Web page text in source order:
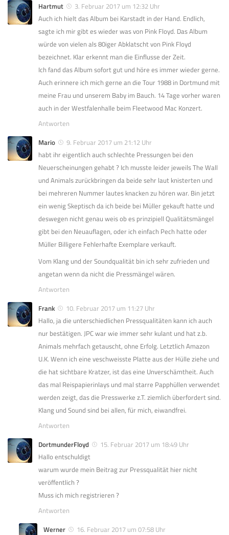
Hartmut
3. Februar 2017 um 12:32 Uhr
Auch ich hielt das Album bei Karstadt in der Hand. Endlich,
sagte ich mir gibt es wieder was von Pink Floyd. Das Album
würde von vielen als 80iger Abklatscht von Pink Floyd
bezeichnet. Klar erkennt man die Einflusse der Zeit.
Ich fand das Album sofort gut und höre es immer wieder gerne.
Auch erinnere ich mich gerne an die Tour 1988 in Dortmund mit
meine Frau und unserem Baby im Bauch. 14 Tage vorher waren
auch in der Westfalenhalle beim Fleetwood Mac Konzert.
Antworten
Mario
9. Februar 2017 um 21:12 Uhr
habt ihr eigentlich auch schlechte Pressungen bei den
Neuerscheinungen gehabt ? Ich musste leider jeweils The Wall
und Animals zurückbringen da beide sehr laut knisterten und
bei mehreren Nummer lautes knacken zu hören war. Bin jetzt
ein wenig Skeptisch da ich beide bei Müller gekauft hatte und
deswegen nicht genau weis ob es prinzipiell Qualitätsmängel
gibt bei den Neuauflagen, oder ich einfach Pech hatte oder
Müller Billigere Fehlerhafte Exemplare verkauft.
Vom Klang und der Soundqualität bin ich sehr zufrieden und
angetan wenn da nicht die Pressmängel wären.
Antworten
Frank
10. Februar 2017 um 11:27 Uhr
Hallo, ja die unterschiedlichen Pressqualitäten kann ich auch
nur bestätigen. JPC war wie immer sehr kulant und hat z.b.
Animals mehrfach getauscht, ohne Erfolg. Letztlich Amazon
U.K. Wenn ich eine veschweisste Platte aus der Hülle ziehe und
die hat sichtbare Kratzer, ist das eine Unverschämtheit. Auch
das mal Reispapierinlays und mal starre Papphüllen verwendet
werden zeigt, das die Presswerke z.T. ziemlich überfordert sind.
Klang und Sound sind bei allen, für mich, eiwandfrei.
Antworten
DortmunderFloyd
15. Februar 2017 um 18:49 Uhr
Hallo entschuldigt
warum wurde mein Beitrag zur Pressqualität hier nicht
veröffentlich ?
Muss ich mich registrieren ?
Antworten
Werner
16. Februar 2017 um 07:58 Uhr